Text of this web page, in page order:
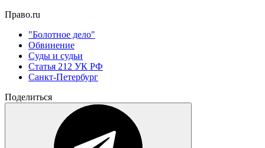
Право.ru
"Болотное дело"
Обвинение
Суды и судьи
Статья 212 УК РФ
Санкт-Петербург
Поделиться